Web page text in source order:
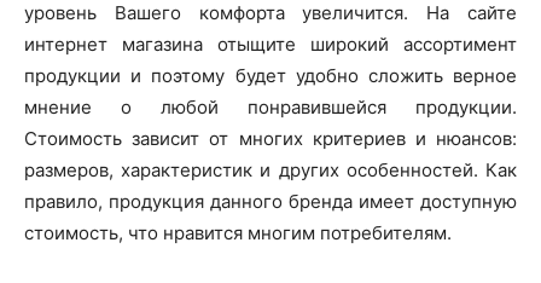
уровень Вашего комфорта увеличится. На сайте
интернет магазина отыщите широкий ассортимент
продукции и поэтому будет удобно сложить верное
мнение о любой понравившейся продукции.
Стоимость зависит от многих критериев и нюансов:
размеров, характеристик и других особенностей. Как
правило, продукция данного бренда имеет доступную
стоимость, что нравится многим потребителям.